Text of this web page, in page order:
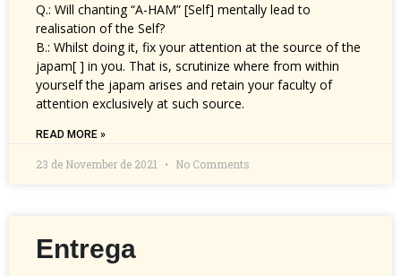
Q.: Will chanting “A-HAM” [Self] mentally lead to
realisation of the Self?
B.: Whilst doing it, fix your attention at the source of the
japam[ ] in you. That is, scrutinize where from within
yourself the japam arises and retain your faculty of
attention exclusively at such source.
READ MORE »
23 de November de 2021 No Comments
Entrega